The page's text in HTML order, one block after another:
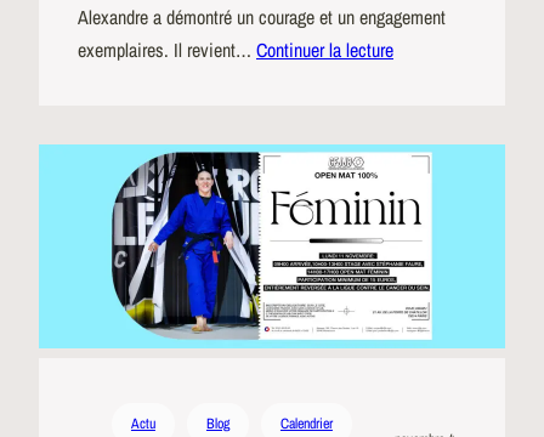
Alexandre a démontré un courage et un engagement
exemplaires. Il revient… Continuer la lecture
Actu Blog
Calendrier